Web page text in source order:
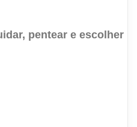
pentear e escolher